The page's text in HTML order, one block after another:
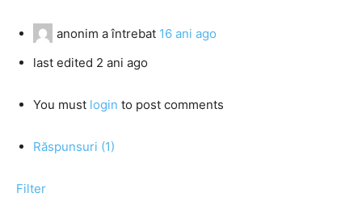
anonim a întrebat 16 ani ago
last edited 2 ani ago
You must login to post comments
Răspunsuri (1)
Filter